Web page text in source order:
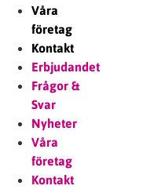
Våra
företag
Kontakt
Erbjudandet
Frågor &
Svar
Nyheter
Våra
företag
Kontakt